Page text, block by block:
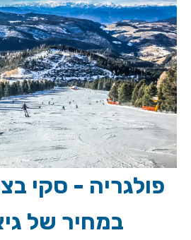
פולגריה - סקי
במחיר של